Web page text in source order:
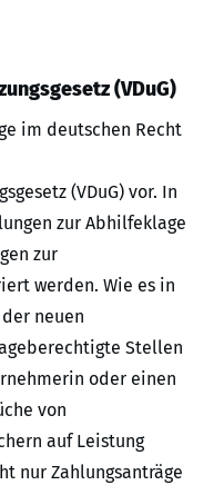
(VDuG)
im deutschen Recht
(VDuG) vor. In
zur Abhilfeklage
zur
werden. Wie es in
neuen
Stellen
oder einen
von
auf Leistung
nur Zahlungsanträge